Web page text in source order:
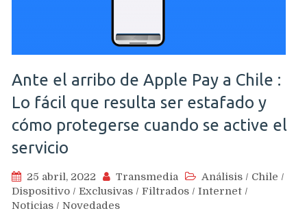
Ante el arribo de Apple Pay a Chile :
Lo fácil que resulta ser estafado y
cómo protegerse cuando se active el
servicio
25 abril, 2022 Transmedia Análisis / Chile /
Dispositivo / Exclusivas / Filtrados / Internet /
Noticias / Novedades